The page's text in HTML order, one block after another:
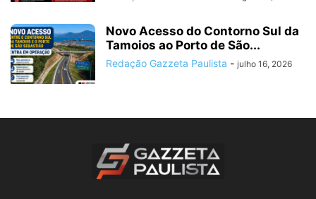
Novo Acesso do Contorno Sul da
Tamoios ao Porto de São...
Redação Gazzeta Paulista - julho 16, 2026